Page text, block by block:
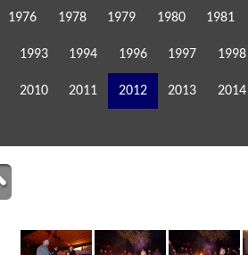
1976 1978 1979 1980 1981
1993 1994 1996 1997 1998
2010 2011 2012 2013 2014